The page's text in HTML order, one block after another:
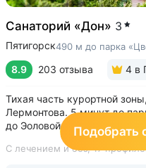
Санаторий «Дон» 3
Пятигорск490 м до парка
8.9 203 отзыва 4 в
Тихая часть курортной
Лермонтова. 5 минут до
до Эоловой арфы, Грота
канатной дороги • Два
минеральной воды № 29.
С лечением и без, 17
Подобрать